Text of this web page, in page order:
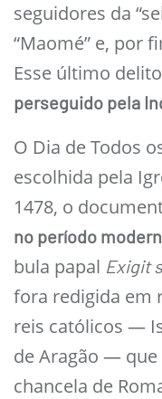
seguidores da
“Maomé” e, por
Esse último
perseguido pela
O Dia de Todos
escolhida pela
1478, o
no período
bula papal Exigit
fora redigida em
reis católicos —
de Aragão —
chancela de